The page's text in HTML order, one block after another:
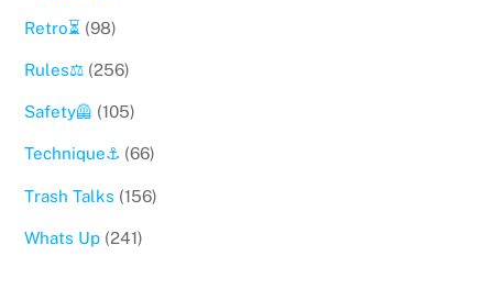
Retro⏳ (98)
Rules⚖️ (256)
Safety🦺 (105)
Technique⚓️ (66)
Trash Talks (156)
Whats Up (241)